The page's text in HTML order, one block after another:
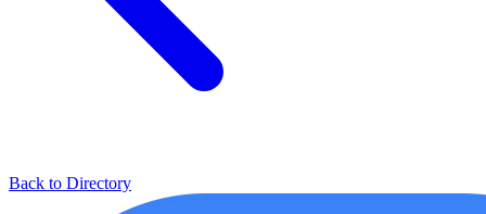
Back to Directory